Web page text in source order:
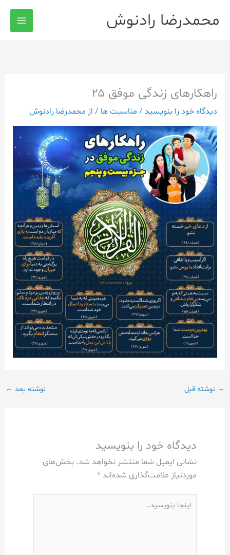
محمدرضا رادنوش
راهکارهای زندگی موفق ۲۵
دیدگاه‌ خود را بنویسید / مناسبت ها / از محمدرضا رادنوش
→ نوشته قبل نوشته بعد ←
دیدگاه‌ خود را بنویسید
نشانی ایمیل شما منتشر نخواهد شد. بخش‌های
موردنیاز علامت‌گذاری شده‌اند *
اینجا